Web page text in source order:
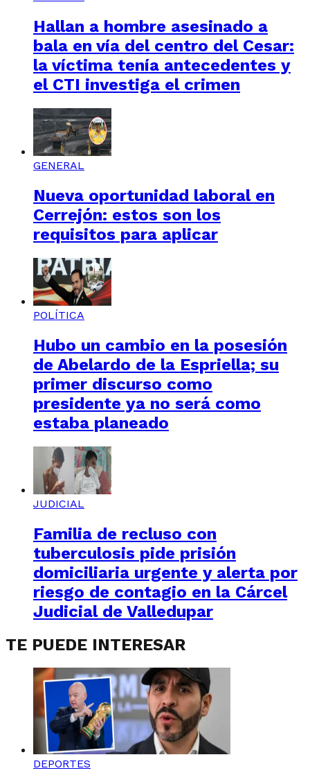
Hallan a hombre asesinado a
bala en vía del centro del Cesar:
la víctima tenía antecedentes y
el CTI investiga el crimen
GENERAL
Nueva oportunidad laboral en
Cerrejón: estos son los
requisitos para aplicar
POLÍTICA
Hubo un cambio en la posesión
de Abelardo de la Espriella; su
primer discurso como
presidente ya no será como
estaba planeado
JUDICIAL
Familia de recluso con
tuberculosis pide prisión
domiciliaria urgente y alerta por
riesgo de contagio en la Cárcel
Judicial de Valledupar
TE PUEDE INTERESAR
DEPORTES